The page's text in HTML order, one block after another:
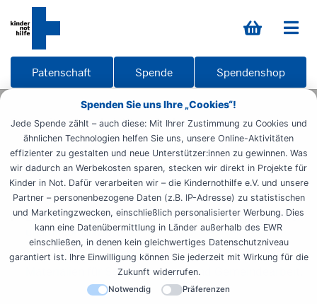
Spenden Sie uns Ihre „Cookies“!
Jede Spende zählt – auch diese: Mit Ihrer Zustimmung zu Cookies und
ähnlichen Technologien helfen Sie uns, unsere Online-Aktivitäten
effizienter zu gestalten und neue Unterstützer:innen zu gewinnen. Was
wir dadurch an Werbekosten sparen, stecken wir direkt in Projekte für
Kinder in Not. Dafür verarbeiten wir – die Kindernothilfe e.V. und unsere
Partner – personenbezogene Daten (z.B. IP-Adresse) zu statistischen
und Marketingzwecken, einschließlich personalisierter Werbung. Dies
kann eine Datenübermittlung in Länder außerhalb des EWR
einschließen, in denen kein gleichwertiges Datenschutzniveau
garantiert ist. Ihre Einwilligung können Sie jederzeit mit Wirkung für die
Zukunft widerrufen.
Notwendig Präferenzen
Patenschaft Spende Spendenshop
Startseite Infothek Warenkorb
Warenkorb
Ihr Warenkorb ist noch leer.
Zum Spendenshop: Helfen Sie Kindern in Not schnell
und unkompliziert
Infothek: Entdecken Sie unsere kostenlosen
Materialien für Schule, Jugend- und Gemeindearbeit.